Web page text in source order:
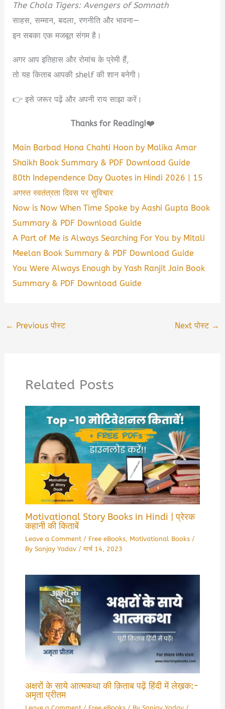
The Chola Tigers: Avengers of Somnath
साहस, सम्मान, बदला, रणनीति और भावना—
इन सबका एक मजबूत संगम है।
अगर आप इतिहास और रोमांच के प्रेमी हैं,
तो यह किताब आपकी shelf की शान बनेगी।
👉 इसे जरूर पढ़ें और अपनी राय साझा करें।
Thanks for Reading!❤️
Main Barbad Hona Chahti Hoon by Malika Amar
Shaikh Book Summary & PDF Download Guide
80th Independence Day Quotes in Hindi 2026 | 15
अगस्त स्वतंत्रता दिवस पर सुविचार
Now is Now When Time Spoke by Aashi Gupta Book
Summary & PDF Download Guide
A Part of Me is Always Searching For You by Mitali
Meelan Book Summary & PDF Download Guide
You Were Always Enough by Yash Ranjit Jain Book
Summary & PDF Download Guide
← Previous पोस्ट Next पोस्ट →
Related Posts
Motivational Story Books in Hindi | प्रेरक
कहानी की किताबें
Leave a Comment / Free eBooks, Motivational Books/
By Sanjay Yadav /मार्च 14, 2023
अक्षरों के साये आत्मकथा की क़िताब पढ़ें हिंदी में लेख़क:-
अमृता प्रीतम